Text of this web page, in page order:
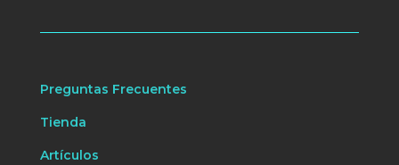
Preguntas Frecuentes
Tienda
Artículos